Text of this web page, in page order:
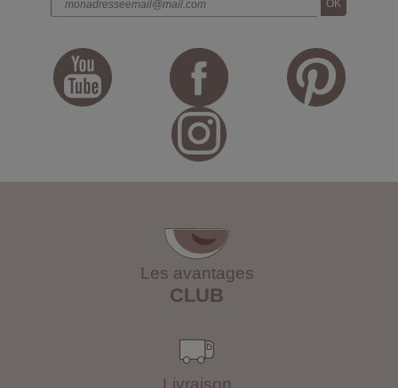
Les avantages
CLUB
Livraison